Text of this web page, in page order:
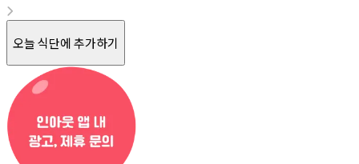
오늘 식단에 추가하기